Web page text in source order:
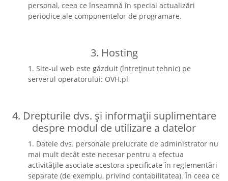
personal, ceea ce înseamnă în special actualizări
periodice ale componentelor de programare.
3. Hosting
1. Site-ul web este găzduit (întreținut tehnic) pe
serverul operatorului: OVH.pl
4. Drepturile dvs. și informații suplimentare
despre modul de utilizare a datelor
1. Datele dvs. personale prelucrate de administrator nu
mai mult decât este necesar pentru a efectua
activitățile asociate acestora specificate în reglementări
separate (de exemplu, privind contabilitatea). În ceea ce